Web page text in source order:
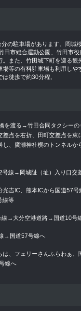
の駐車場があります。岡城
田市総合運動公園、竹田市
。また、竹田城下町を巡る観
場等の有料駐車場も利用しや
徒歩で約30分程。
を渡る→竹田合同タクシー
差点を右折、田町交差点を東
し、廣瀬神社横のトンネルか
号線→岡城阯（址）入り口交
光吉IC、熊本ICから国道57
線等
線→大分空港道路→国道10号
→国道57号線へ
は、フェリーさんふらわぁ
線へ